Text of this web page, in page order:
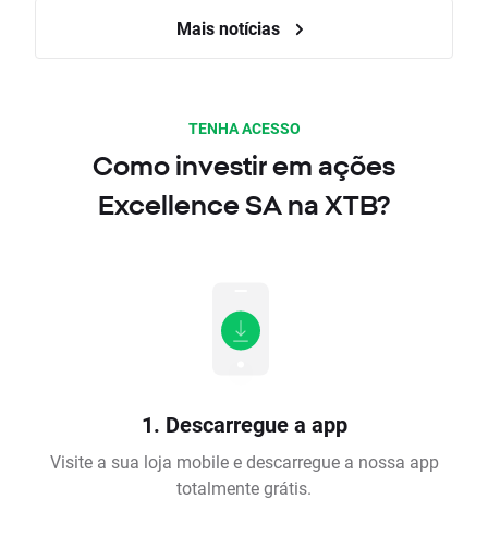
Mais notícias
TENHA ACESSO
Como investir em ações
Excellence SA na XTB?
1. Descarregue a app
Visite a sua loja mobile e descarregue a nossa app
totalmente grátis.